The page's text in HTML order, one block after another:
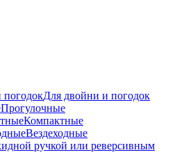
Для двойни и погодок
Прогулочные
Компактные
Вездеходные